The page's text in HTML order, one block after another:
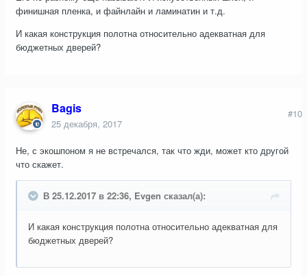
финишная пленка, и файнлайн и ламинатин и т.д.
И какая конструкция полотна относительно адекватная для
бюджетных дверей?
Bagis
25 декабря, 2017
#10
Не, с экошпоном я не встречался, так что жди, может кто другой
что скажет.
В 25.12.2017 в 22:36, Evgen сказал(а):
И какая конструкция полотна относительно адекватная для
бюджетных дверей?